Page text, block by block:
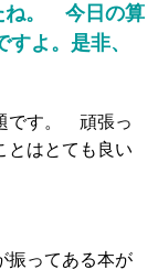
ね。 今日の算
よ。是非、
です。 頑張っ
はとても良い
ってある本が